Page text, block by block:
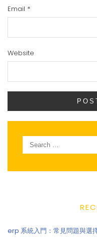
Email *
Website
Search
for:
erp 系統入門：常見問題與選